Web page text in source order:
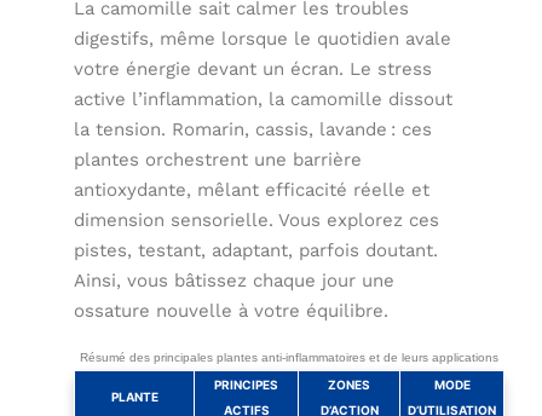
La camomille sait calmer les troubles
digestifs, même lorsque le quotidien avale
votre énergie devant un écran. Le stress
active l’inflammation, la camomille dissout
la tension. Romarin, cassis, lavande : ces
plantes orchestrent une barrière
antioxydante, mêlant efficacité réelle et
dimension sensorielle. Vous explorez ces
pistes, testant, adaptant, parfois doutant.
Ainsi, vous bâtissez chaque jour une
ossature nouvelle à votre équilibre.
Résumé des principales plantes anti-inflammatoires et de leurs applications
PLANTE
PRINCIPES
ACTIFS
ZONES
D’ACTION
MODE
D’UTILISATION